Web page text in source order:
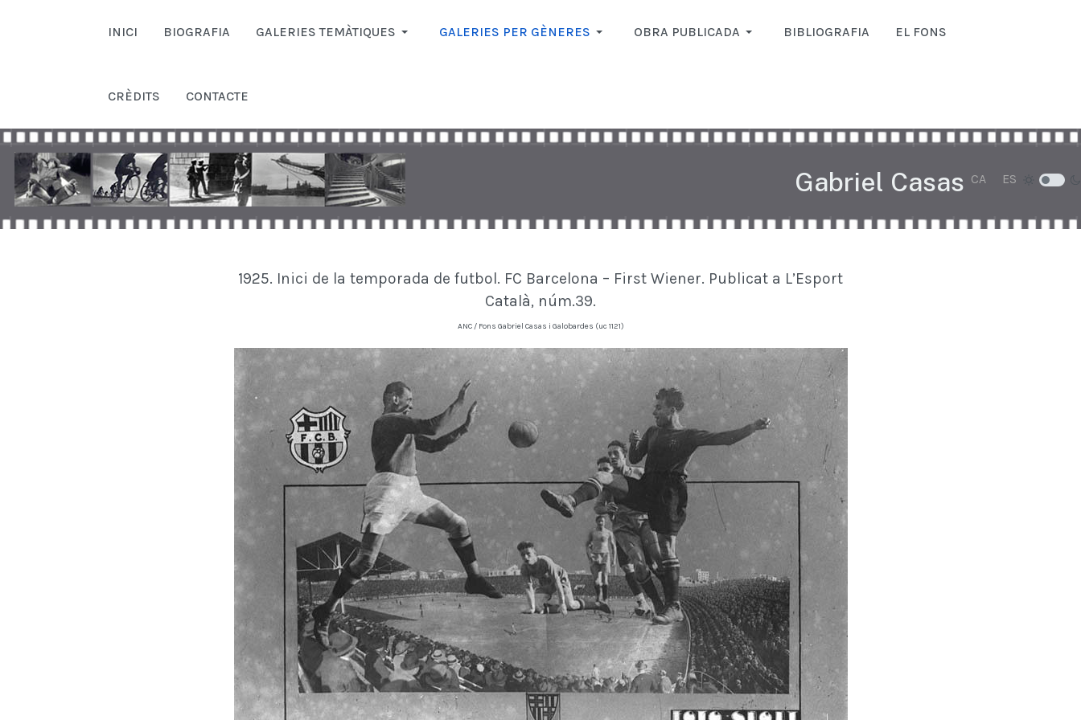
INICI BIOGRAFIA GALERIES TEMÀTIQUES GALERIES PER GÈNERES OBRA PUBLICADA BIBLIOGRAFIA EL FONS
CRÈDITS CONTACTE
Gabriel Casas Seleccioni el seu
CA ES
1925. Inici de la temporada de futbol. FC Barcelona – First Wiener. Publicat a L’Esport
Català, núm.39.
ANC / Fons Gabriel Casas i Galobardes (uc 1121)